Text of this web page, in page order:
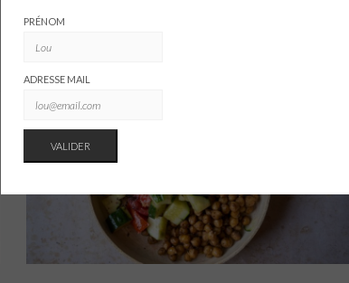
PRÉNOM
ADRESSE MAIL